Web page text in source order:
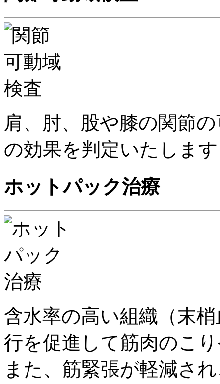
肩、肘、股や膝の関節
の効果を判定いたしま
ホットパック治療
含水率の高い組織（末
行を促進して筋肉のこ
また、筋緊張が軽減さ